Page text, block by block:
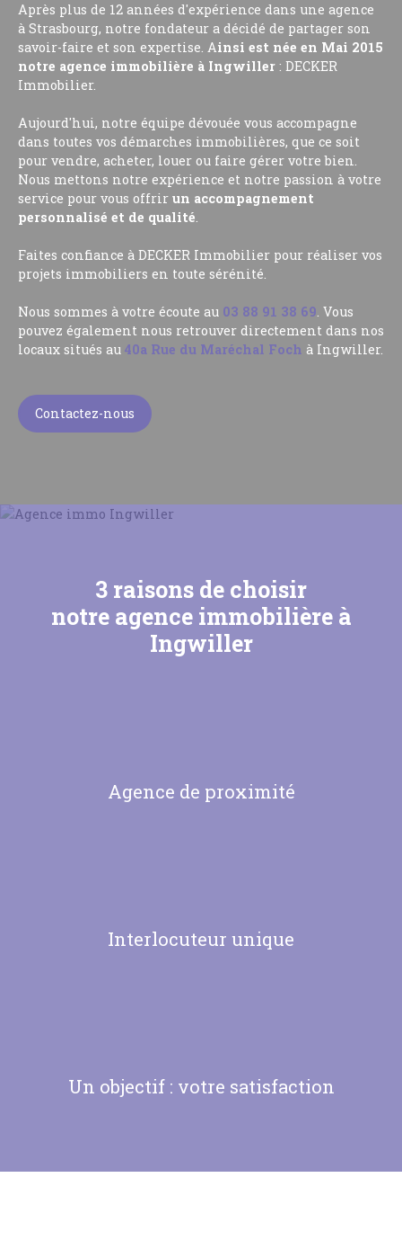
Après plus de 12 années d'expérience dans une agence
à Strasbourg, notre fondateur a décidé de partager son
savoir-faire et son expertise. Ainsi est née en Mai 2015
notre agence immobilière à Ingwiller : DECKER
Immobilier.
Aujourd'hui, notre équipe dévouée vous accompagne
dans toutes vos démarches immobilières, que ce soit
pour vendre, acheter, louer ou faire gérer votre bien.
Nous mettons notre expérience et notre passion à votre
service pour vous offrir un accompagnement
personnalisé et de qualité
Faites confiance à DECKER Immobilier pour réaliser vos
projets immobiliers en toute sérénité.
Nous sommes à votre écoute au 03 88 91 38 69 . Vous
pouvez également nous retrouver directement dans nos
locaux situés au 40a Rue du Maréchal Foch à Ingwiller.
Contactez-nous
3 raisons de choisir
notre agence immobilière à
Ingwiller
Agence de proximité
Interlocuteur unique
Un objectif : votre satisfaction